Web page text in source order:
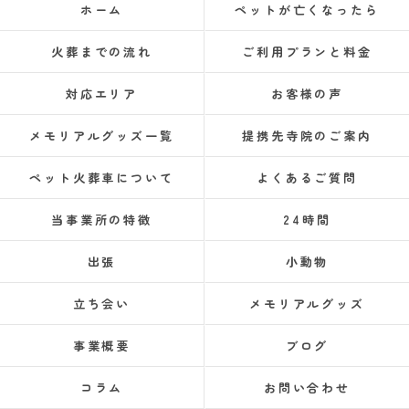
ホーム ペットが亡くなったら
火葬までの流れ ご利用プランと料金
対応エリア お客様の声
メモリアルグッズ一覧 提携先寺院のご案内
ペット火葬車について よくあるご質問
当事業所の特徴 24時間
出張 小動物
立ち会い メモリアルグッズ
事業概要 ブログ
コラム お問い合わせ